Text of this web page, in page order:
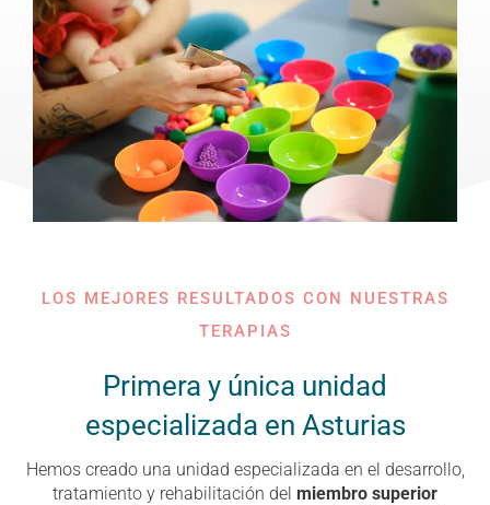
LOS MEJORES RESULTADOS CON NUESTRAS
TERAPIAS
Primera y única unidad
especializada en Asturias
Hemos creado una unidad especializada en el desarrollo,
tratamiento y rehabilitación del miembro superior